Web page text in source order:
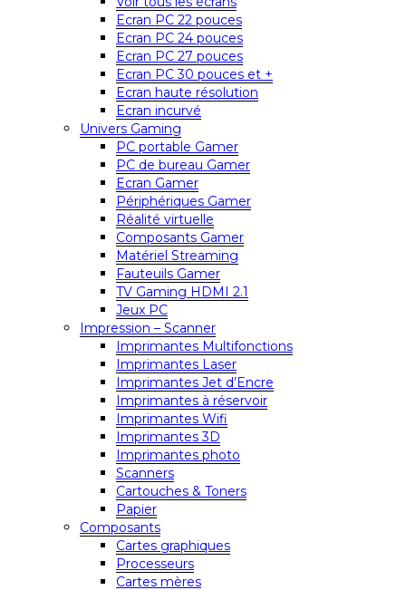
Ecran PC 22 pouces
Ecran PC 24 pouces
Ecran PC 27 pouces
Ecran PC 30 pouces et +
Ecran haute résolution
Ecran incurvé
Univers Gaming
PC portable Gamer
PC de bureau Gamer
Ecran Gamer
Périphériques Gamer
Réalité virtuelle
Composants Gamer
Matériel Streaming
Fauteuils Gamer
TV Gaming HDMI 2.1
Jeux PC
Impression – Scanner
Imprimantes Multifonctions
Imprimantes Laser
Imprimantes Jet d’Encre
Imprimantes à réservoir
Imprimantes Wifi
Imprimantes 3D
Imprimantes photo
Scanners
Cartouches & Toners
Papier
Composants
Cartes graphiques
Processeurs
Cartes mères